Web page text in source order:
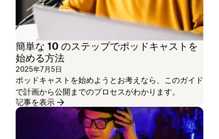
簡単な 10 のステップでポッドキャストを
始める方法
2025年7月5日
ポッドキャストを始めようとお考えなら、このガイド
で計画から公開までのプロセスがわかります。
記事を表示